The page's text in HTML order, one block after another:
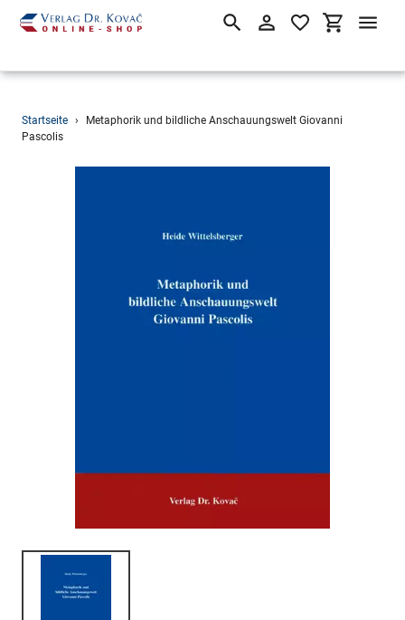
Direkt
zum
SuchenEinloggen
Startseite ›
Metaphorik und bildliche Anschauungswelt Giovanni
Pascolis